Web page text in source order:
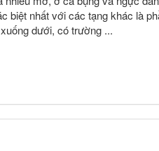
biệt nhất với các tạng khác là
dưới, có trường ...